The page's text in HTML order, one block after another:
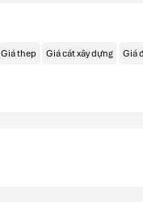
Giá thep Giá cát xây dựng Giá